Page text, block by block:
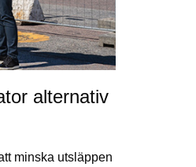
alternativ
minska utsläppen